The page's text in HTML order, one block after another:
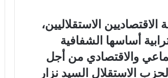
الاستقلاليين،
أساسها الشفافية
والاقتصادي من أجل
الاستقلال السيد نزار